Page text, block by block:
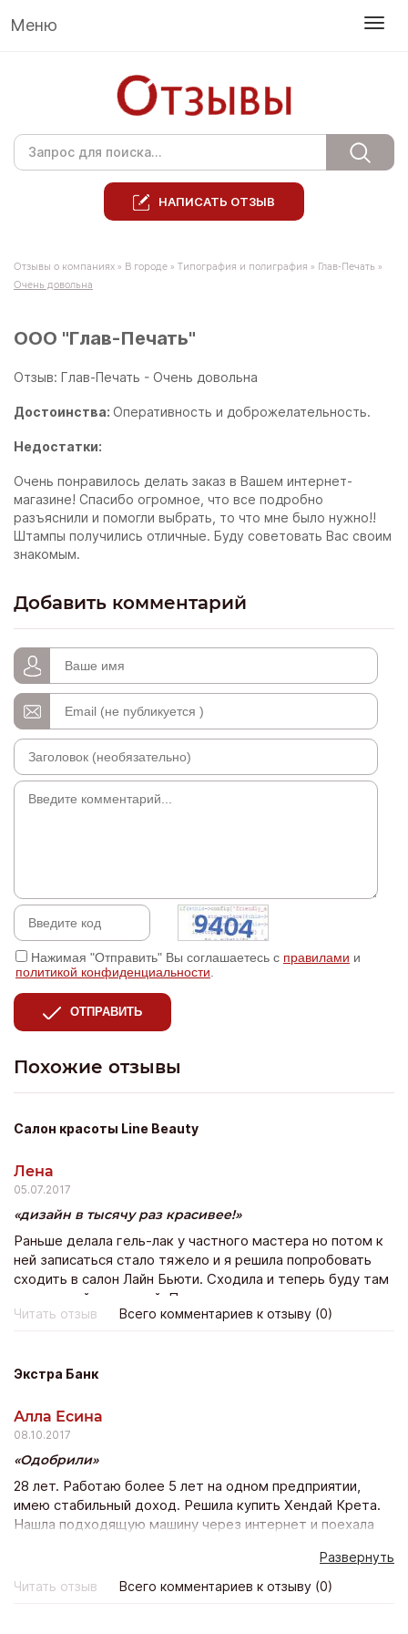
Меню
НАПИСАТЬ ОТЗЫВ
Отзывы о компаниях » В городе » Типография и полиграфия » Глав-Печать »
Очень довольна
ООО "Глав-Печать"
Отзыв: Глав-Печать - Очень довольна
Достоинства: Оперативность и доброжелательность.
Недостатки:
Очень понравилось делать заказ в Вашем интернет-
магазине! Спасибо огромное, что все подробно
разъяснили и помогли выбрать, то что мне было нужно!!
Штампы получились отличные. Буду советовать Вас своим
знакомым.
Добавить комментарий
Нажимая "Отправить" Вы соглашаетесь с правилами и
политикой конфиденциальности
ОТПРАВИТЬ
Похожие отзывы
Салон красоты Line Beauty
Лена
05.07.2017
дизайн в тысячу раз красивее!
Раньше делала гель-лак у частного мастера но потом к
ней записаться стало тяжело и я решила попробовать
сходить в салон Лайн Бьюти. Сходила и теперь буду там
постоянной клиенткой. По стоимости не намного
дороже зато дизайн в тысячу раз красивее!
Читать отзыв Всего комментариев к отзыву (0)
Экстра Банк
Алла Есина
08.10.2017
Одобрили
28 лет. Работаю более 5 лет на одном предприятии,
имею стабильный доход. Решила купить Хендай Крета.
Нашла подходящую машину через интернет и поехала
из которых мне 4 отказали а 5 ответ так не пришел…
Тогда я в интернете опять же нашла Экстра банк и
Развернуть
Читать отзыв
Всего комментариев к отзыву (0)